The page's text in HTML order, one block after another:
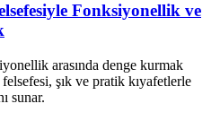
Fonksiyonellik ve
arasında denge kurmak
şık ve pratik kıyafetlerle
sunar.